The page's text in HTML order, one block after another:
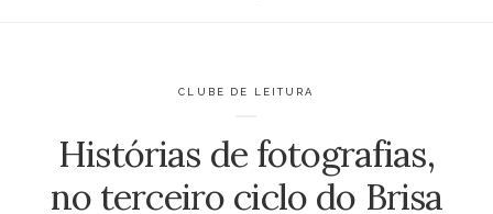
CLUBE DE LEITURA
Histórias de fotografias,
no terceiro ciclo do Brisa